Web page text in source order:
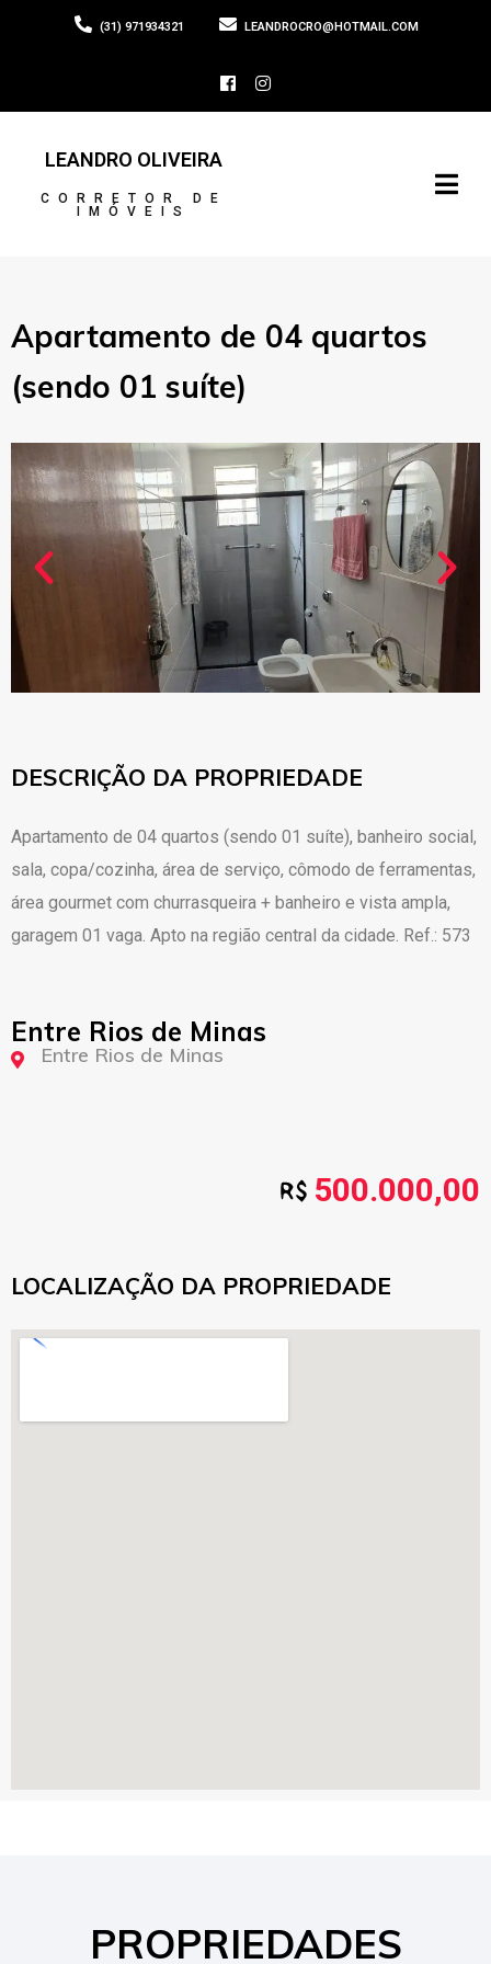
(31) 971934321 LEANDROCRO@HOTMAIL.COM
LEANDRO OLIVEIRA
CORRETOR DE
IMÓVEIS
Apartamento de 04 quartos
(sendo 01 suíte)
DESCRIÇÃO DA PROPRIEDADE
Apartamento de 04 quartos (sendo 01 suíte), banheiro social,
sala, copa/cozinha, área de serviço, cômodo de ferramentas,
área gourmet com churrasqueira + banheiro e vista ampla,
garagem 01 vaga. Apto na região central da cidade. Ref.: 573
Entre Rios de Minas
Entre Rios de Minas
500.000,00
LOCALIZAÇÃO DA PROPRIEDADE
PROPRIEDADES